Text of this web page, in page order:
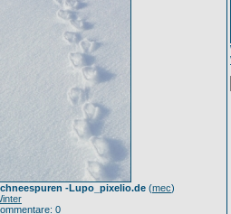
-Lupo_pixelio.de (mec)
0